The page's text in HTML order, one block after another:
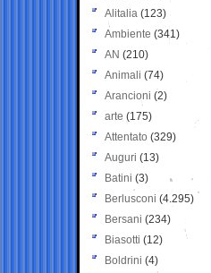
Alitalia (123)
Ambiente (341)
AN (210)
Animali (74)
Arancioni (2)
arte (175)
Attentato (329)
Auguri (13)
Batini (3)
Berlusconi (4.295)
Bersani (234)
Biasotti (12)
Boldrini (4)